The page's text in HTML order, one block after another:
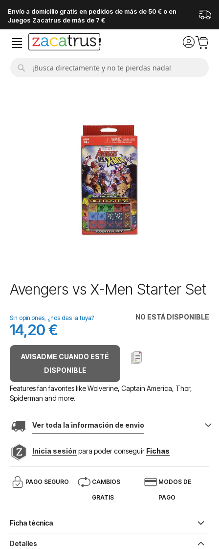
Envío a domicilio gratis en pedidos de más de 50 € o en
Juegos Zacatrus de más de 7 €
Saltar
al
de
la
galería
de
imágenes
Avengers vs X-Men Starter Set
NO ESTÁ DISPONIBLE
Sin opiniones, ¿nos das la tuya?
14,20 €
AVISADME CUANDO ESTÉ
DISPONIBLE
Features fan favorites like Wolverine, Captain America, Thor,
Spiderman and more.
Ver toda la información de envio
Inicia sesión para poder conseguir Fichas
PAGO SEGURO CAMBIOS
GRATIS
MODOS DE
PAGO
Ficha técnica
Detalles